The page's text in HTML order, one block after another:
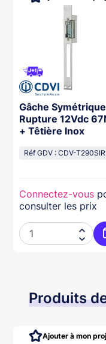
au panier
Gâche
Rupture 12Vdc
+ Têtière Inox
Réf GDV : CDV-
Connectez-vous
consulter les prix


Produits
Ajouter à mon